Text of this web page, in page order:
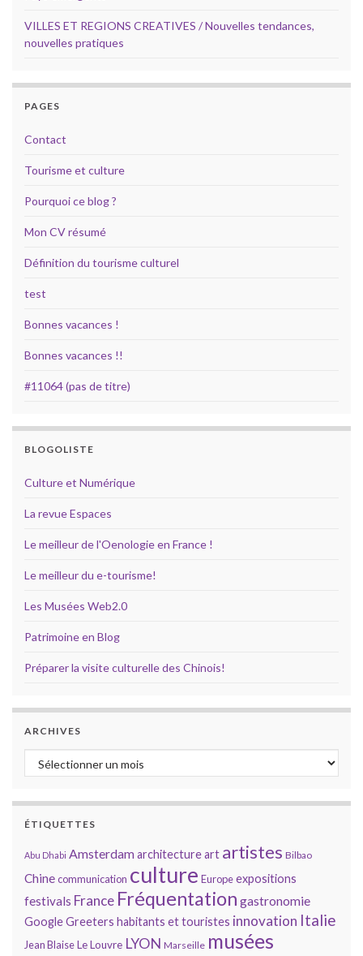
VILLES ET REGIONS CREATIVES / Nouvelles tendances,
nouvelles pratiques
PAGES
Contact
Tourisme et culture
Pourquoi ce blog ?
Mon CV résumé
Définition du tourisme culturel
test
Bonnes vacances !
Bonnes vacances !!
#11064 (pas de titre)
BLOGOLISTE
Culture et Numérique
La revue Espaces
Le meilleur de l'Oenologie en France !
Le meilleur du e-tourisme!
Les Musées Web2.0
Patrimoine en Blog
Préparer la visite culturelle des Chinois!
ARCHIVES
Archives
ÉTIQUETTES
Abu Dhabi Amsterdamarchitectureart artistes Bilbao
Chinecommunication culture Europeexpositions
festivals France Fréquentation gastronomie
GoogleGreeters habitants et touristes innovation Italie
Jean BlaiseLe Louvre LYON Marseille musées